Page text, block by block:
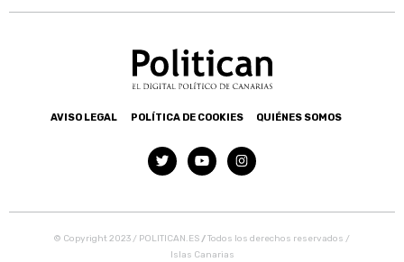
AVISO LEGAL POLÍTICA DE COOKIES QUIÉNES SOMOS
© Copyright 2023 / POLITICAN.ES /Todos los derechos reservados /
Islas Canarias